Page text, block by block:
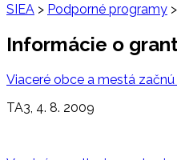
SIEA > Podporné programy >
Informácie o
Viaceré obce a mestá
TA3, 4. 8. 2009